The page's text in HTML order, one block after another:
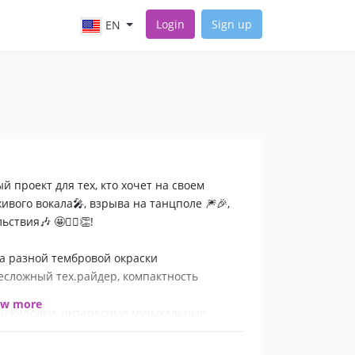
EN Login Sign up
проект для тех, кто хочет на своем
вокала🎤, взрыва на танцполе 🎆🎉,
🤩👯‍♀️👏!
разной тембровой окраски
тех.райдер, компактность
интересные музыкальные
или тематике мероприятия
more